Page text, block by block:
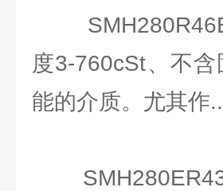
度3-760cSt、不
能的介质。尤其作